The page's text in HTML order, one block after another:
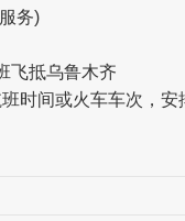
务)
飞抵乌鲁木齐
时间或火车车次，安